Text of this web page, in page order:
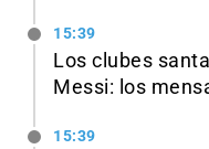
15:39
Los clubes
Messi: los
15:39